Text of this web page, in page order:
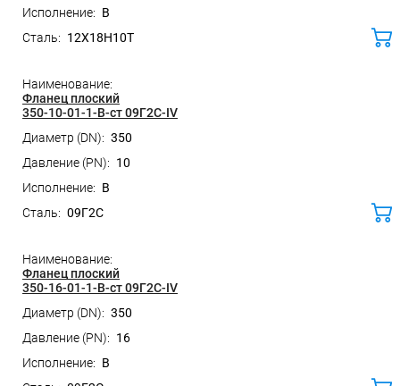
B
12Х18Н10Т
Фланец плоский
350-10-01-1-B-ст 09Г2С-IV
350
10
B
09Г2С
Фланец плоский
350-16-01-1-B-ст 09Г2С-IV
350
16
B